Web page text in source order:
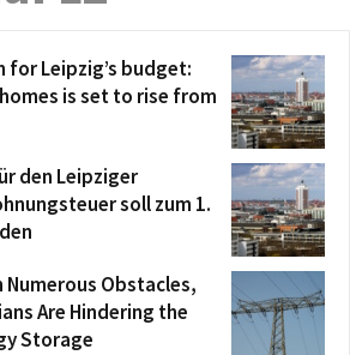
for Leipzig’s budget:
is set to rise from
den Leipziger
soll zum 1.
Obstacles,
Are Hindering the
Storage